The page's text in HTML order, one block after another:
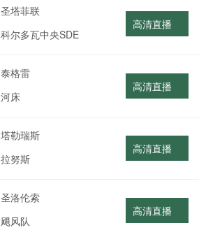
圣塔菲联
科尔多瓦中央SDE
高清直播
泰格雷
河床
高清直播
塔勒瑞斯
拉努斯
高清直播
圣洛伦索
飓风队
高清直播